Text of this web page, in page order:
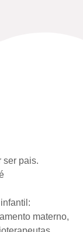
ser pais.
materno,